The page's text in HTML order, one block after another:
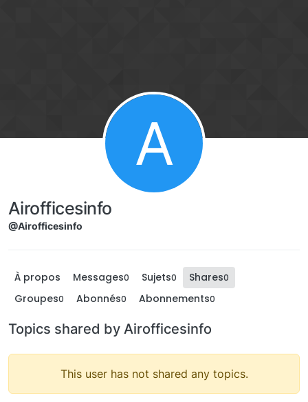
A
Airofficesinfo
@Airofficesinfo
À propos Messages0 Sujets0 Shares0
Groupes0 Abonnés0 Abonnements0
Topics shared by Airofficesinfo
This user has not shared any topics.